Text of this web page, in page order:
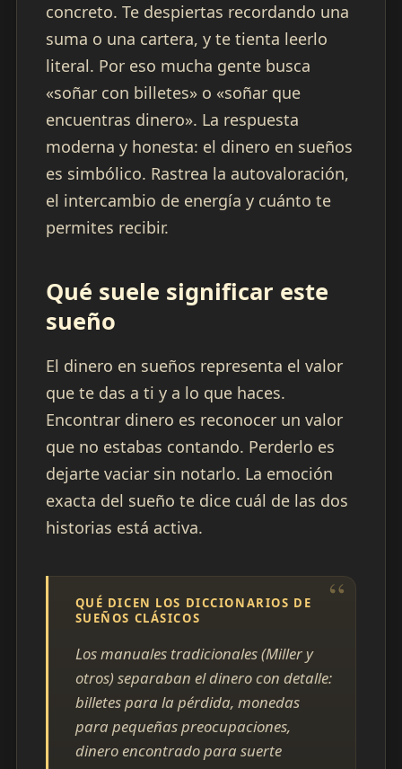
concreto. Te despiertas recordando una
suma o una cartera, y te tienta leerlo
literal. Por eso mucha gente busca
«soñar con billetes» o «soñar que
encuentras dinero». La respuesta
moderna y honesta: el dinero en sueños
es simbólico. Rastrea la autovaloración,
el intercambio de energía y cuánto te
permites recibir.
Qué suele significar este
sueño
El dinero en sueños representa el valor
que te das a ti y a lo que haces.
Encontrar dinero es reconocer un valor
que no estabas contando. Perderlo es
dejarte vaciar sin notarlo. La emoción
exacta del sueño te dice cuál de las dos
historias está activa.
QUÉ DICEN LOS DICCIONARIOS DE
SUEÑOS CLÁSICOS
Los manuales tradicionales (Miller y
otros) separaban el dinero con detalle:
billetes para la pérdida, monedas
para pequeñas preocupaciones,
dinero encontrado para suerte